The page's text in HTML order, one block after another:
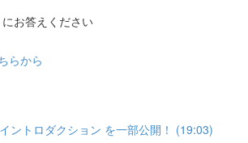
お答えください
らから
ントロダクション を一部公開！ (19:03)